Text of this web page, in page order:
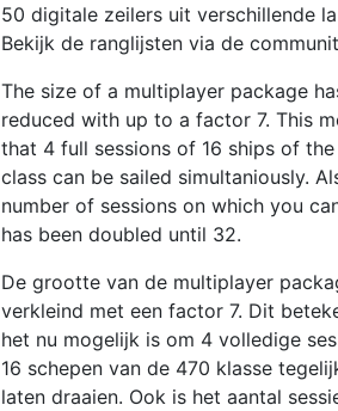
50 digitale zeilers uit verschillende
Bekijk de ranglijsten via de
The size of a multiplayer package
reduced with up to a factor 7. This
that 4 full sessions of 16 ships of
class can be sailed simultaniously.
number of sessions on which you
has been doubled until 32.
De grootte van de multiplayer
verkleind met een factor 7. Dit
het nu mogelijk is om 4 volledige
16 schepen van de 470 klasse
laten draaien. Ook is het aantal